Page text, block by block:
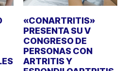
«CONARTRITIS»
PRESENTA SU V
CONGRESO DE
PERSONAS CON
ARTRITIS Y